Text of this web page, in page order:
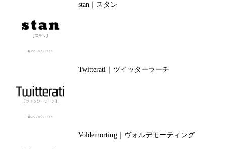
stan｜スタン
Twitterati｜ツイッターラーチ
Voldemorting｜ヴォルデモーティング